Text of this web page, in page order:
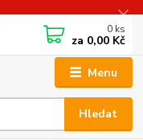
Menu
Hledat
0 ks
za 0,00 Kč